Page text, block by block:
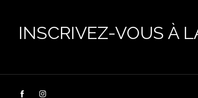
INSCRIVEZ-VOUS À